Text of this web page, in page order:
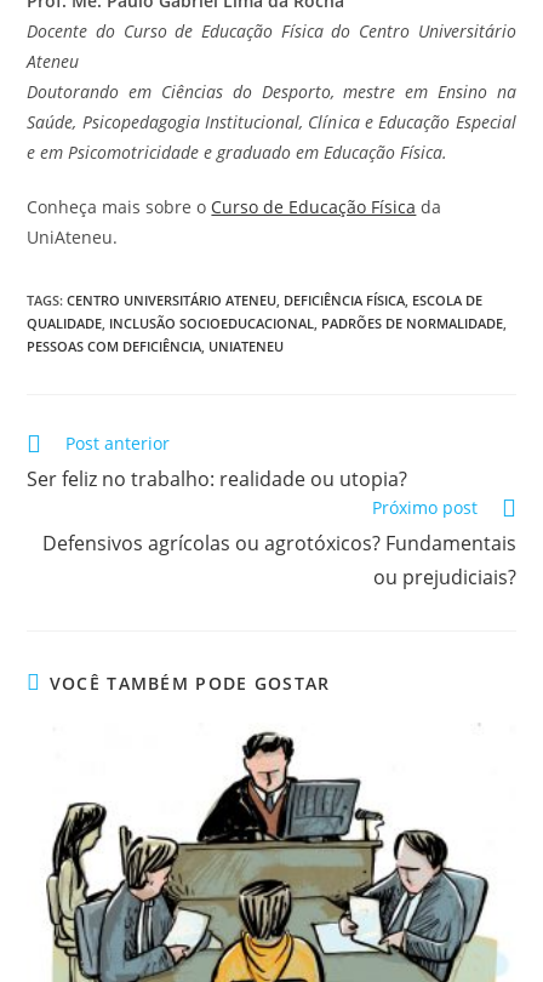
Docente do Curso de Educação Física do Centro Universitário
Ateneu
Doutorando em Ciências do Desporto, mestre em Ensino na
Saúde, Psicopedagogia Institucional, Clínica e Educação Especial
e em Psicomotricidade e graduado em Educação Física.
Conheça mais sobre o Curso de Educação Física da
UniAteneu.
TAGS:CENTRO UNIVERSITÁRIO ATENEU, DEFICIÊNCIA FÍSICA, ESCOLA DE
QUALIDADE, INCLUSÃO SOCIOEDUCACIONAL, PADRÕES DE NORMALIDADE,
PESSOAS COM DEFICIÊNCIA, UNIATENEU
Post anterior
Ser feliz no trabalho: realidade ou utopia?
Próximo post
Defensivos agrícolas ou agrotóxicos? Fundamentais
ou prejudiciais?
VOCÊ TAMBÉM PODE GOSTAR